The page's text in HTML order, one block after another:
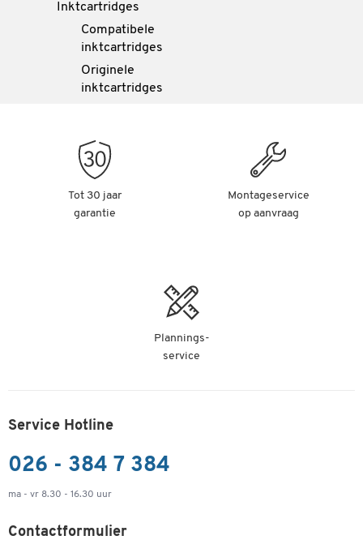
Inktcartridges
Compatibele
inktcartridges
Originele
inktcartridges
Tot 30 jaar
garantie
Montageservice
op aanvraag
Plannings-
service
Service Hotline
026 - 384 7 384
ma - vr 8.30 - 16.30 uur
Contactformulier